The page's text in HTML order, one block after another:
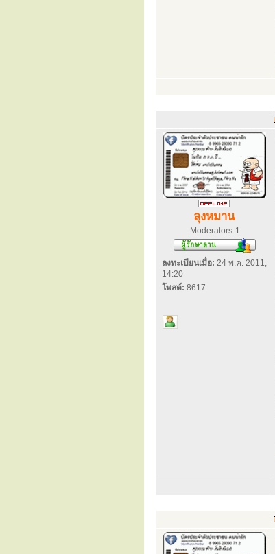
ลุงหมาน
Moderators-1
ลงทะเบียนเมื่อ: 24 พ.ค. 2011,
14:20
โพสต์: 8617